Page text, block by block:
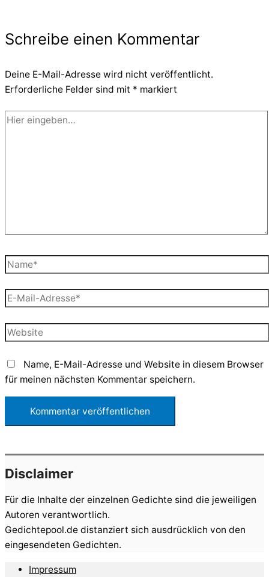
Schreibe einen Kommentar
Deine E-Mail-Adresse wird nicht veröffentlicht.
Erforderliche Felder sind mit * markiert
Hier
Name*
E-
Mail-
Adresse*
Website
Name, E-Mail-Adresse und Website in diesem Browser
für meinen nächsten Kommentar speichern.
Disclaimer
Für die Inhalte der einzelnen Gedichte sind die jeweiligen
Autoren verantwortlich.
Gedichtepool.de distanziert sich ausdrücklich von den
eingesendeten Gedichten.
Impressum